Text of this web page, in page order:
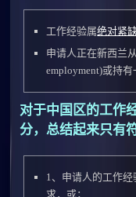
工作经验属绝对紧
申请人正在新西兰
employment)或持
对于中国区的工作
分，总结起来只有
1、申请人的工作经
求，或；